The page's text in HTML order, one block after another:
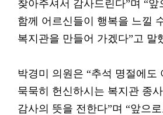
찾아주셔서 감사드린다”며 “
함께 어르신들이 행복을 느낄
복지관을 만들어 가겠다”고 말
박경미 의원은 “추석 명절에도
묵묵히 헌신하시는 복지관 종
감사의 뜻을 전한다”며 “앞으